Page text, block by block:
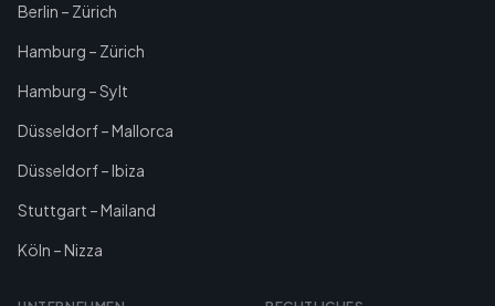
Berlin – Zürich
Hamburg – Zürich
Hamburg – Sylt
Düsseldorf – Mallorca
Düsseldorf – Ibiza
Stuttgart – Mailand
Köln – Nizza